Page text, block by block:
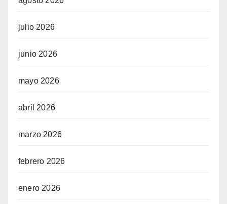
julio 2026
junio 2026
mayo 2026
abril 2026
marzo 2026
febrero 2026
enero 2026